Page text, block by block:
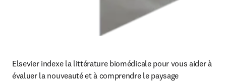
Elsevier indexe la littérature biomédicale pour vous aider à
évaluer la nouveauté et à comprendre le paysage